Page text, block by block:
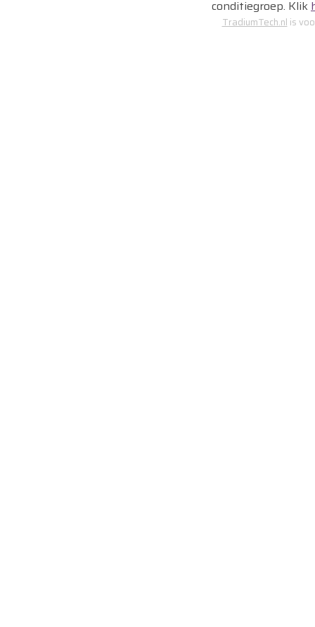
conditiegroep. Klik
TradiumTech.nl is